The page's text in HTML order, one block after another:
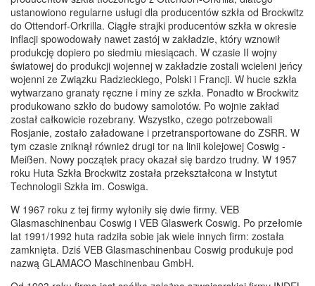
ustanowiono regularne usługi dla producentów szkła od Brockwitz
do Ottendorf-Orkrilla. Ciągłe strajki producentów szkła w okresie
inflacji spowodowały nawet zastój w zakładzie, który wznowił
produkcję dopiero po siedmiu miesiącach. W czasie II wojny
światowej do produkcji wojennej w zakładzie zostali wcieleni jeńcy
wojenni ze Związku Radzieckiego, Polski i Francji. W hucie szkła
wytwarzano granaty ręczne i miny ze szkła. Ponadto w Brockwitz
produkowano szkło do budowy samolotów. Po wojnie zakład
został całkowicie rozebrany. Wszystko, czego potrzebowali
Rosjanie, zostało załadowane i przetransportowane do ZSRR. W
tym czasie zniknął również drugi tor na linii kolejowej Coswig -
Meißen. Nowy początek pracy okazał się bardzo trudny. W 1957
roku Huta Szkła Brockwitz została przekształcona w Instytut
Technologii Szkła im. Coswiga.
W 1967 roku z tej firmy wyłoniły się dwie firmy. VEB
Glasmaschinenbau Coswig i VEB Glaswerk Coswig. Po przełomie
lat 1991/1992 huta radziła sobie jak wiele innych firm: została
zamknięta. Dziś VEB Glasmaschinenbau Coswig produkuje pod
nazwą GLAMACO Maschinenbau GmbH.